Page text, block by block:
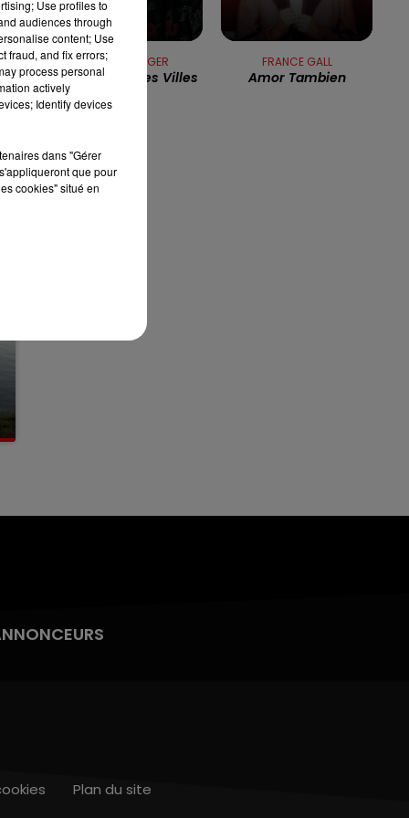
DEBOUT C'EST L'HEURE
MICHEL BERGER
Les Princes Des Villes
FRANCE GALL
Amor Tambien
Plan du site
Use profiles to
audiences through
content; Use
fraud, and fix errors;
process personal
actively
Identify devices
dans "Gérer
que pour
cookies" situé en